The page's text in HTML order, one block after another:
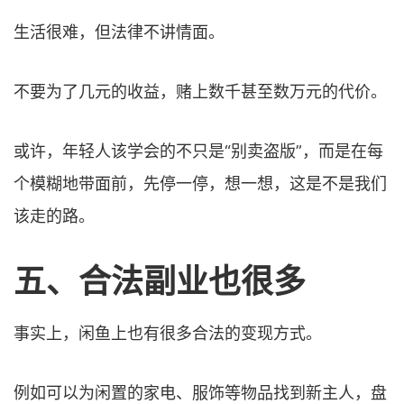
生活很难，但法律不讲情面。
不要为了几元的收益，赌上数千甚至数万元的代价。
或许，年轻人该学会的不只是“别卖盗版”，而是在每
个模糊地带面前，先停一停，想一想，这是不是我们
该走的路。
五、 合法副业也很多
事实上，闲鱼上也有很多合法的变现方式。
例如可以为闲置的家电、服饰等物品找到新主人，盘